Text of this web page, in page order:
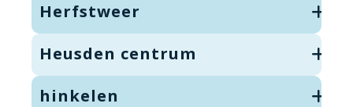
Herfstweer
Heusden centrum
hinkelen